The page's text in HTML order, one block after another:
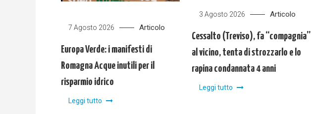
7 Agosto 2026 Articolo
Europa Verde: i manifesti di
Romagna Acque inutili per il
risparmio idrico
Leggi tutto
3 Agosto 2026 Articolo
Cessalto (Treviso), fa “compagnia”
al vicino, tenta di strozzarlo e lo
rapina condannata 4 anni
Leggi tutto